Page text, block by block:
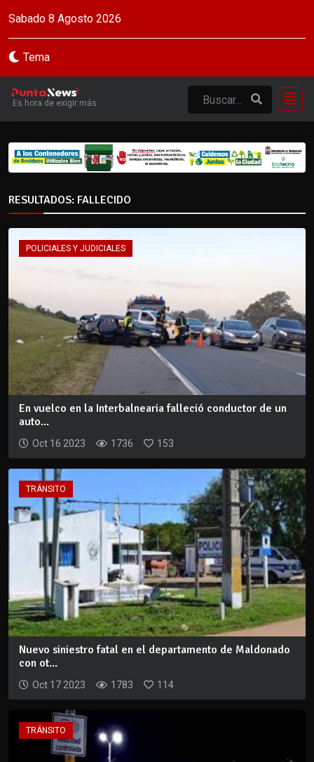
Sabado 8 Agosto 2026
Tema
Es hora de exigir más
RESULTADOS: FALLECIDO
POLICIALES Y JUDICIALES
En vuelco en la Interbalnearia falleció conductor de un
auto...
Oct 16 2023 1736 153
TRÁNSITO
Nuevo siniestro fatal en el departamento de Maldonado
con ot...
Oct 17 2023 1783 114
TRÁNSITO